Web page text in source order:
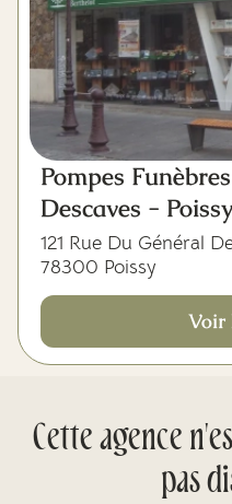
Pompes
Descaves - Poissy
121 Rue Du Général
78300 Poissy
Voir
Cette agence
pas